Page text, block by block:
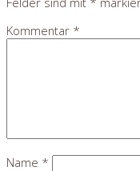
Kommentar *
Name *